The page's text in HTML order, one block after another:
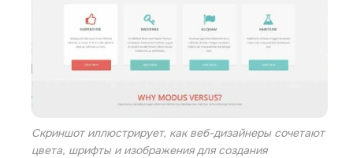
Скриншот иллюстрирует, как веб-дизайнеры сочетают
цвета, шрифты и изображения для создания